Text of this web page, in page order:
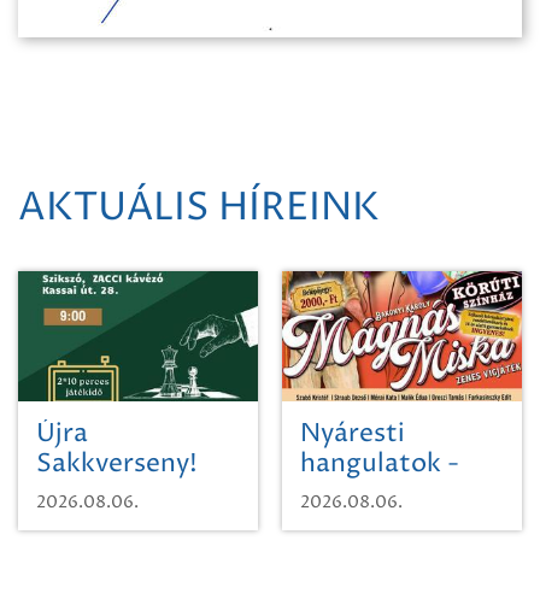
AKTUÁLIS HÍREINK
Újra
Sakkverseny!
2026.08.06.
Nyáresti
hangulatok -
Mágnás Miska
2026.08.06.